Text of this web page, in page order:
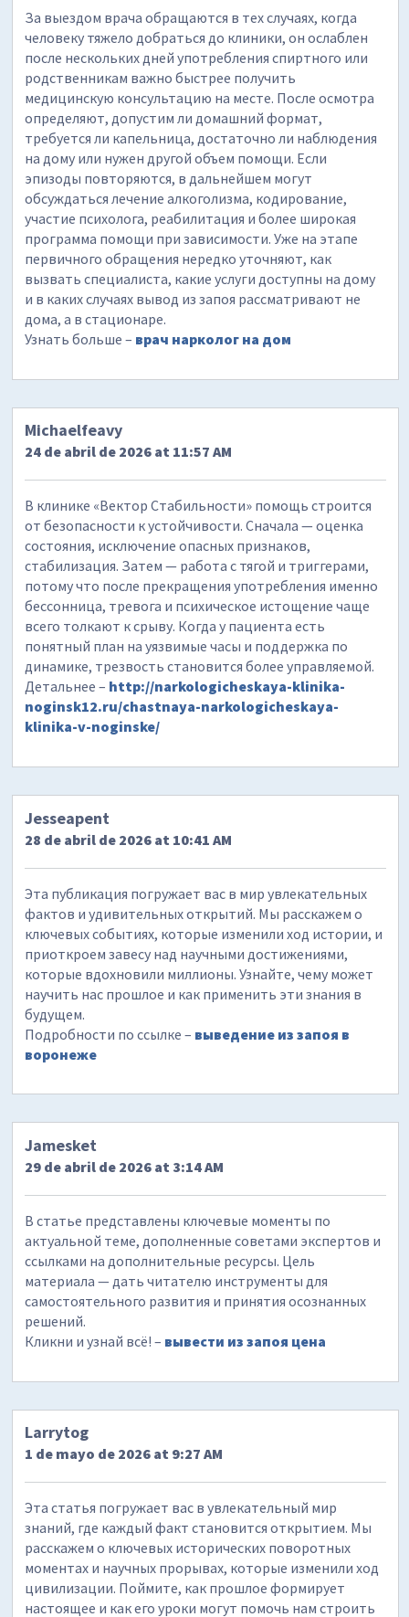
За выездом врача обращаются в тех случаях, когда
человеку тяжело добраться до клиники, он ослаблен
после нескольких дней употребления спиртного или
родственникам важно быстрее получить
медицинскую консультацию на месте. После осмотра
определяют, допустим ли домашний формат,
требуется ли капельница, достаточно ли наблюдения
на дому или нужен другой объем помощи. Если
эпизоды повторяются, в дальнейшем могут
обсуждаться лечение алкоголизма, кодирование,
участие психолога, реабилитация и более широкая
программа помощи при зависимости. Уже на этапе
первичного обращения нередко уточняют, как
вызвать специалиста, какие услуги доступны на дому
и в каких случаях вывод из запоя рассматривают не
дома, а в стационаре.
Узнать больше – врач нарколог на дом
Michaelfeavy
24 de abril de 2026 at 11:57 AM
В клинике «Вектор Стабильности» помощь строится
от безопасности к устойчивости. Сначала — оценка
состояния, исключение опасных признаков,
стабилизация. Затем — работа с тягой и триггерами,
потому что после прекращения употребления именно
бессонница, тревога и психическое истощение чаще
всего толкают к срыву. Когда у пациента есть
понятный план на уязвимые часы и поддержка по
динамике, трезвость становится более управляемой.
Детальнее – http://narkologicheskaya-klinika-
noginsk12.ru/chastnaya-narkologicheskaya-
klinika-v-noginske/
Jesseapent
28 de abril de 2026 at 10:41 AM
Эта публикация погружает вас в мир увлекательных
фактов и удивительных открытий. Мы расскажем о
ключевых событиях, которые изменили ход истории, и
приоткроем завесу над научными достижениями,
которые вдохновили миллионы. Узнайте, чему может
научить нас прошлое и как применить эти знания в
будущем.
Подробности по ссылке – выведение из запоя в
воронеже
Jamesket
29 de abril de 2026 at 3:14 AM
В статье представлены ключевые моменты по
актуальной теме, дополненные советами экспертов и
ссылками на дополнительные ресурсы. Цель
материала — дать читателю инструменты для
самостоятельного развития и принятия осознанных
решений.
Кликни и узнай всё! – вывести из запоя цена
Larrytog
1 de mayo de 2026 at 9:27 AM
Эта статья погружает вас в увлекательный мир
знаний, где каждый факт становится открытием. Мы
расскажем о ключевых исторических поворотных
моментах и научных прорывах, которые изменили ход
цивилизации. Поймите, как прошлое формирует
настоящее и как его уроки могут помочь нам строить